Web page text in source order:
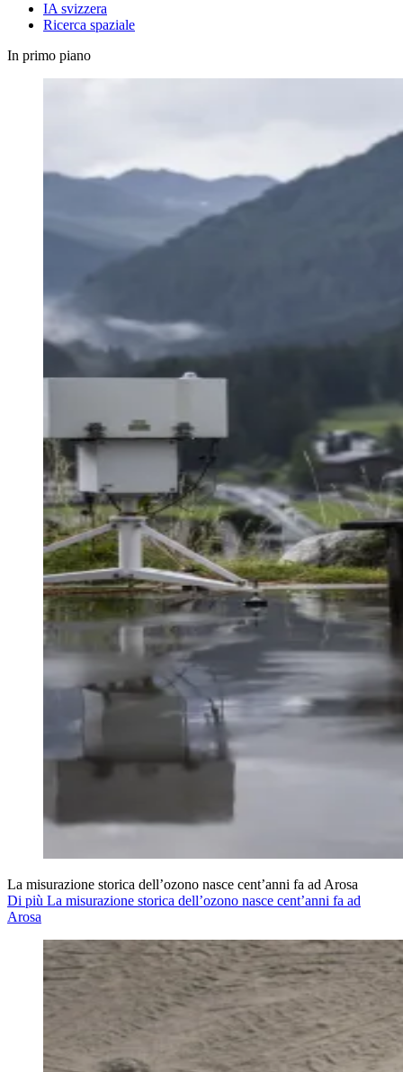
IA svizzera
Ricerca spaziale
In primo piano
La misurazione storica dell’ozono nasce cent’anni fa ad Arosa
Di più La misurazione storica dell’ozono nasce cent’anni fa ad
Arosa